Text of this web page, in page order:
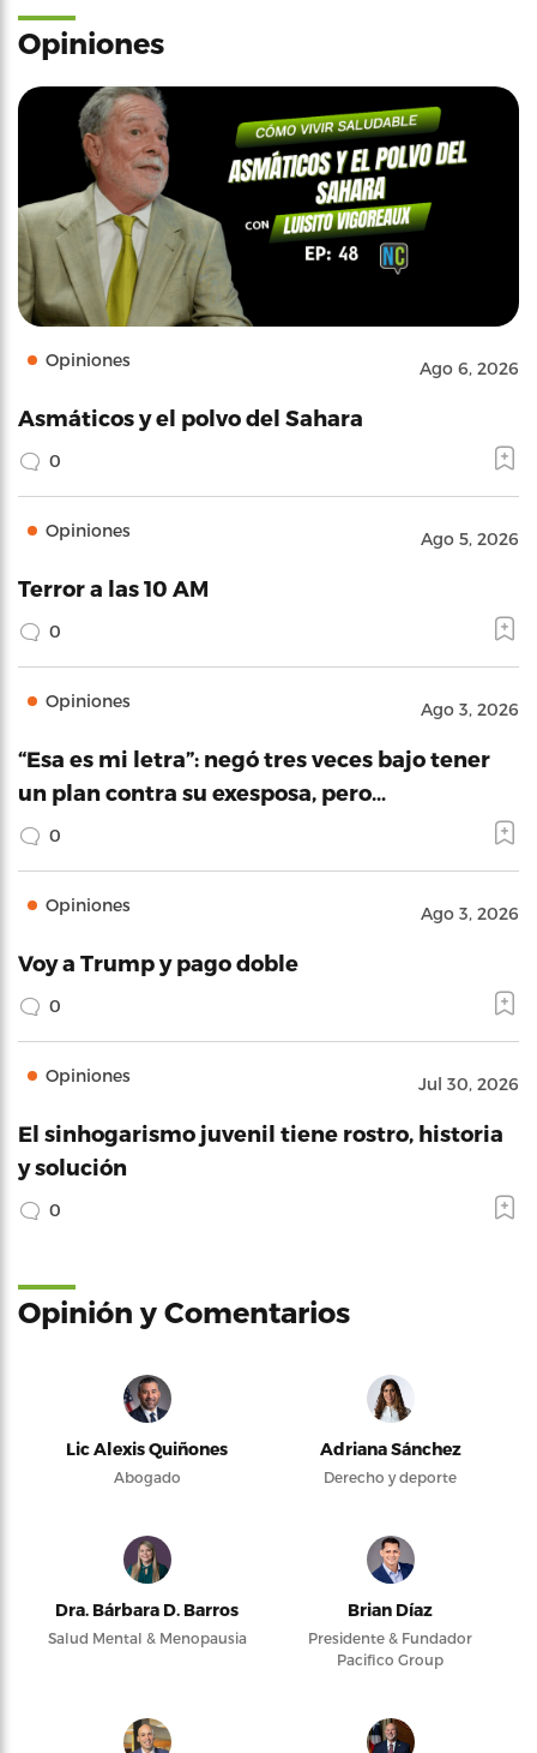
Opiniones
Opiniones Ago 6, 2026
Asmáticos y el polvo del Sahara
0
Opiniones Ago 5, 2026
Terror a las 10 AM
0
Opiniones Ago 3, 2026
“Esa es mi letra”: negó tres veces bajo tener
un plan contra su exesposa, pero…
0
Opiniones Ago 3, 2026
Voy a Trump y pago doble
0
Opiniones Jul 30, 2026
El sinhogarismo juvenil tiene rostro, historia
y solución
0
Opinión y Comentarios
Lic Alexis Quiñones
Abogado
Adriana Sánchez
Derecho y deporte
Dra. Bárbara D. Barros
Salud Mental & Menopausia
Brian Díaz
Presidente & Fundador
Pacifico Group